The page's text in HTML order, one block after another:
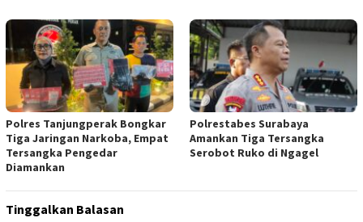
Polres Tanjungperak Bongkar
Tiga Jaringan Narkoba, Empat
Tersangka Pengedar
Diamankan
Polrestabes Surabaya
Amankan Tiga Tersangka
Serobot Ruko di Ngagel
Tinggalkan Balasan